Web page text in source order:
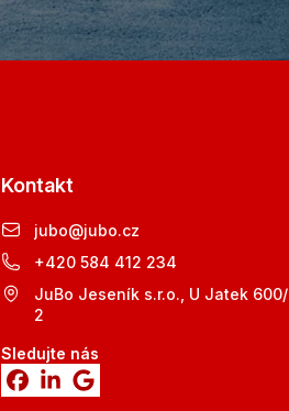
Kontakt
jubo@jubo.cz
+420 584 412 234
JuBo Jeseník s.r.o., U Jatek 600/
2
Sledujte nás